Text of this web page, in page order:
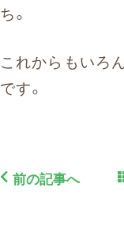
ち。
これからもいろ
です。
前の記事へ